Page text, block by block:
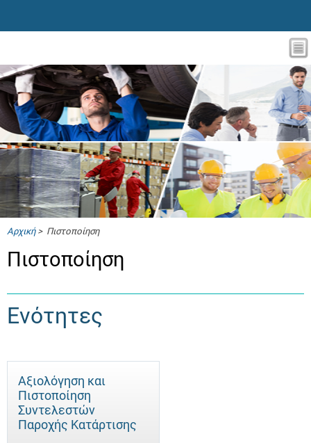
Αρχική> Πιστοποίηση
Πιστοποίηση
Ενότητες
Αξιολόγηση και
Πιστοποίηση
Συντελεστών
Παροχής Κατάρτισης